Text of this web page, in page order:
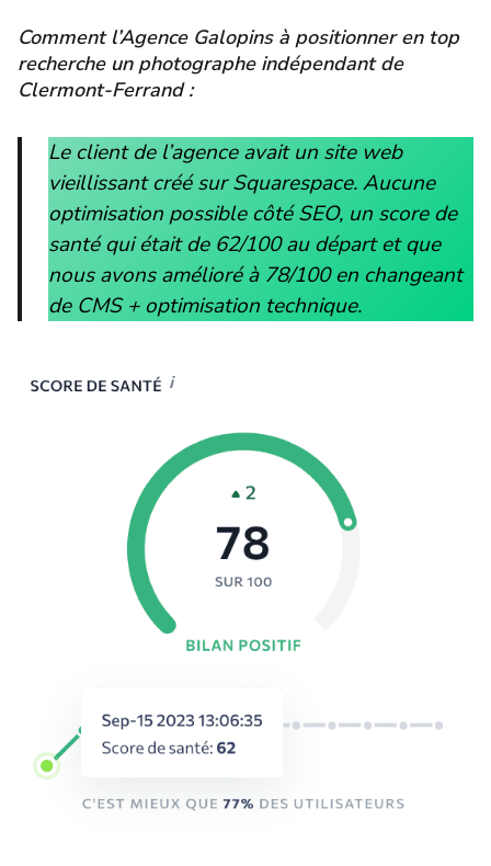
Comment l’Agence Galopins à positionner en top
recherche un photographe indépendant de
Clermont-Ferrand :
Le client de l’agence avait un site web
vieillissant créé sur Squarespace. Aucune
optimisation possible côté SEO, un score de
santé qui était de 62/100 au départ et que
nous avons amélioré à 78/100 en changeant
de CMS + optimisation technique.